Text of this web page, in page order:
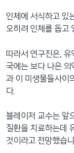
인체에 서식하고 있
오히려 인체를 돕고
따라서 연구진은,
국에는 보다 나은 의
과 이 미생물들사이
다.
블레이저 교수는 앞
질환을 치료하는데
것이라고 전망했습